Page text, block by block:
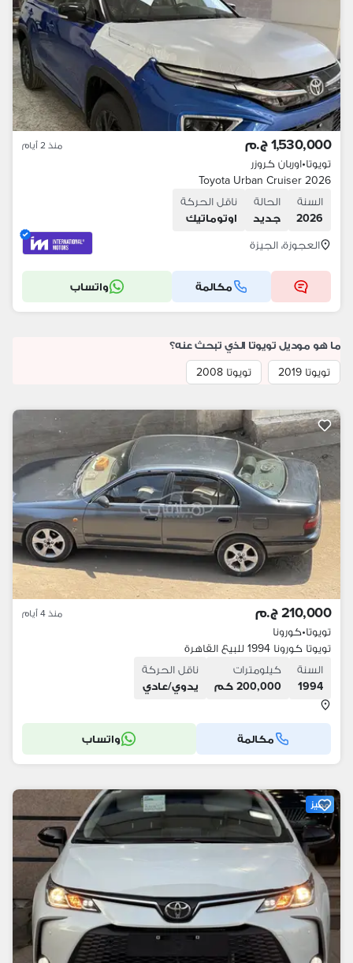
1,530,000 ج.م منذ 2 أيام
تويوتا•اوربان كروزر
Toyota Urban Cruiser 2026
السنة
2026
الحالة
جديد
ناقل الحركة
اوتوماتيك
العجوزة، الجيزة
مكالمة واتساب
ما هو موديل تويوتا الذي تبحث عنه؟
تويوتا 2019
تويوتا 2008
210,000 ج.م منذ 4 أيام
تويوتا•كورونا
تويوتا كورونا 1994 للبيع القاهرة
السنة
1994
كيلومترات
200,000 كم
ناقل الحركة
يدوي/عادي
مكالمة واتساب
مميز